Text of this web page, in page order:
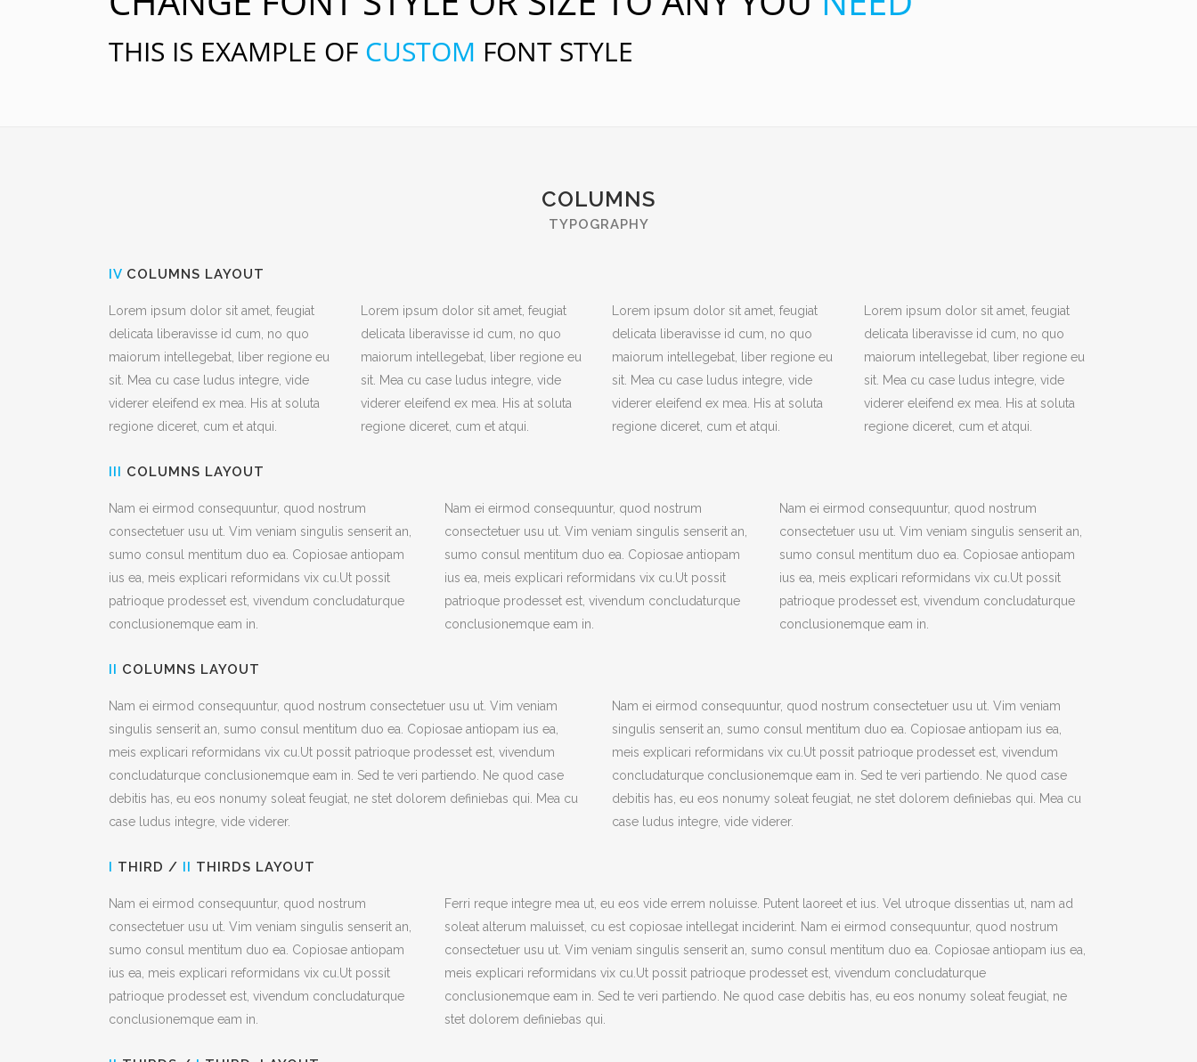
THIS IS EXAMPLE OF CUSTOM FONT STYLE
COLUMNS
TYPOGRAPHY
IV COLUMNS LAYOUT
Lorem ipsum dolor sit amet, feugiat
delicata liberavisse id cum, no quo
maiorum intellegebat, liber regione eu
sit. Mea cu case ludus integre, vide
viderer eleifend ex mea. His at soluta
regione diceret, cum et atqui.
Lorem ipsum dolor sit amet, feugiat
delicata liberavisse id cum, no quo
maiorum intellegebat, liber regione eu
sit. Mea cu case ludus integre, vide
viderer eleifend ex mea. His at soluta
regione diceret, cum et atqui.
Lorem ipsum dolor sit amet, feugiat
delicata liberavisse id cum, no quo
maiorum intellegebat, liber regione eu
sit. Mea cu case ludus integre, vide
viderer eleifend ex mea. His at soluta
regione diceret, cum et atqui.
Lorem ipsum dolor sit amet, feugiat
delicata liberavisse id cum, no quo
maiorum intellegebat, liber regione eu
sit. Mea cu case ludus integre, vide
viderer eleifend ex mea. His at soluta
regione diceret, cum et atqui.
III COLUMNS LAYOUT
Nam ei eirmod consequuntur, quod nostrum
consectetuer usu ut. Vim veniam singulis senserit an,
sumo consul mentitum duo ea. Copiosae antiopam
ius ea, meis explicari reformidans vix cu.Ut possit
patrioque prodesset est, vivendum concludaturque
conclusionemque eam in.
Nam ei eirmod consequuntur, quod nostrum
consectetuer usu ut. Vim veniam singulis senserit an,
sumo consul mentitum duo ea. Copiosae antiopam
ius ea, meis explicari reformidans vix cu.Ut possit
patrioque prodesset est, vivendum concludaturque
conclusionemque eam in.
Nam ei eirmod consequuntur, quod nostrum
consectetuer usu ut. Vim veniam singulis senserit an,
sumo consul mentitum duo ea. Copiosae antiopam
ius ea, meis explicari reformidans vix cu.Ut possit
patrioque prodesset est, vivendum concludaturque
conclusionemque eam in.
II COLUMNS LAYOUT
Nam ei eirmod consequuntur, quod nostrum consectetuer usu ut. Vim veniam
singulis senserit an, sumo consul mentitum duo ea. Copiosae antiopam ius ea,
meis explicari reformidans vix cu.Ut possit patrioque prodesset est, vivendum
concludaturque conclusionemque eam in. Sed te veri partiendo. Ne quod case
debitis has, eu eos nonumy soleat feugiat, ne stet dolorem definiebas qui. Mea cu
case ludus integre, vide viderer.
Nam ei eirmod consequuntur, quod nostrum consectetuer usu ut. Vim veniam
singulis senserit an, sumo consul mentitum duo ea. Copiosae antiopam ius ea,
meis explicari reformidans vix cu.Ut possit patrioque prodesset est, vivendum
concludaturque conclusionemque eam in. Sed te veri partiendo. Ne quod case
debitis has, eu eos nonumy soleat feugiat, ne stet dolorem definiebas qui. Mea cu
case ludus integre, vide viderer.
I THIRD / II THIRDS LAYOUT
Nam ei eirmod consequuntur, quod nostrum
consectetuer usu ut. Vim veniam singulis senserit an,
sumo consul mentitum duo ea. Copiosae antiopam
ius ea, meis explicari reformidans vix cu.Ut possit
patrioque prodesset est, vivendum concludaturque
conclusionemque eam in.
Ferri reque integre mea ut, eu eos vide errem noluisse. Putent laoreet et ius. Vel utroque dissentias ut, nam ad
soleat alterum maluisset, cu est copiosae intellegat inciderint. Nam ei eirmod consequuntur, quod nostrum
consectetuer usu ut. Vim veniam singulis senserit an, sumo consul mentitum duo ea. Copiosae antiopam ius ea,
meis explicari reformidans vix cu.Ut possit patrioque prodesset est, vivendum concludaturque
conclusionemque eam in. Sed te veri partiendo. Ne quod case debitis has, eu eos nonumy soleat feugiat, ne
stet dolorem definiebas qui.